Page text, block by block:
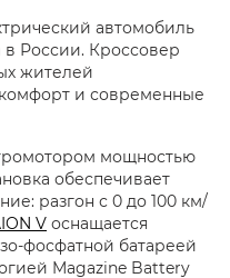
автомобиль
России. Кроссовер
жителей
и современные
мощностью
обеспечивает
разгон с 0 до 100 км/
V оснащается
фосфатной батареей
Magazine Battery